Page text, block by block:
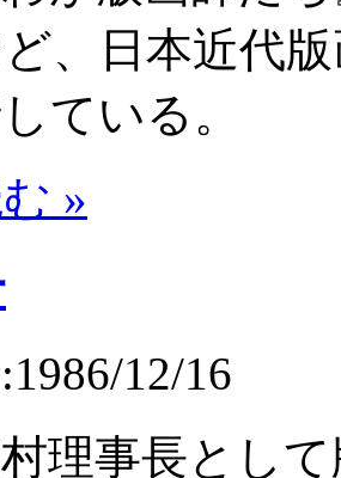
、日本近代
ている。
»
12/16
理事長とし